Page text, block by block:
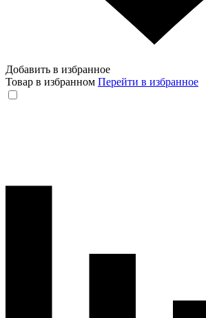
Добавить в избранное
Товар в избранном Перейти в избранное